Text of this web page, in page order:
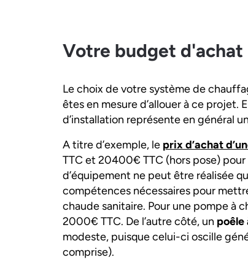
Votre budget d'achat
Le choix de votre système de
êtes en mesure d’allouer à ce
d’installation représente en général
A titre d’exemple, le prix d’achat
TTC et 20400€ TTC (hors pose)
d’équipement ne peut être réalisée
compétences nécessaires pour
chaude sanitaire. Pour une pompe à
2000€ TTC. De l’autre côté, un poêle
modeste, puisque celui-ci oscille
comprise).